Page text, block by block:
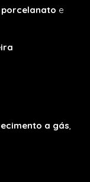
porcelanato e
a gás,